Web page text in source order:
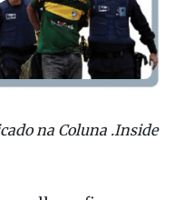
na Coluna .Inside